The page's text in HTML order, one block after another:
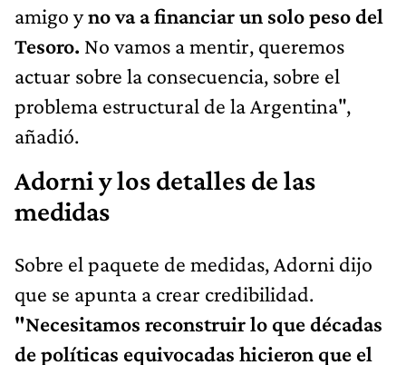
amigo yno va a financiar un solo peso del
Tesoro. No vamos a mentir, queremos
actuar sobre la consecuencia, sobre el
problema estructural de la Argentina",
añadió.
Adorni y los detalles de las
medidas
Sobre el paquete de medidas, Adorni dijo
que se apunta a crear credibilidad.
"Necesitamos reconstruir lo que décadas
de políticas equivocadas hicieron que el